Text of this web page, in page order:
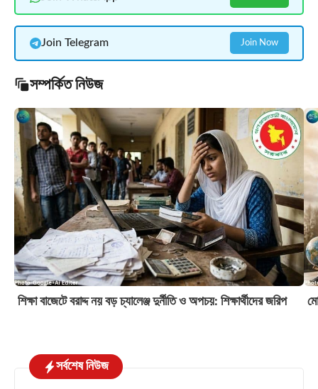
Join Telegram Join Now
সম্পর্কিত নিউজ
শিক্ষা বাজেটে বরাদ্দ নয় বড় চ্যালেঞ্জ দুর্নীতি ও অপচয়: শিক্ষার্থীদের জরিপ
সর্বশেষ নিউজ